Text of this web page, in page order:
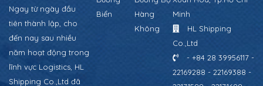
Ngay từ ngày đầu
tiên thành lập, cho
đến nay sau nhiều
năm hoạt động trong
lĩnh vực Logistics, HL
Shipping Co.,Ltd đã
Biển
Hàng
Không
Minh
HL Shipping
Co.,Ltd
- +84 28 39956117 -
22169288 - 22169388 -